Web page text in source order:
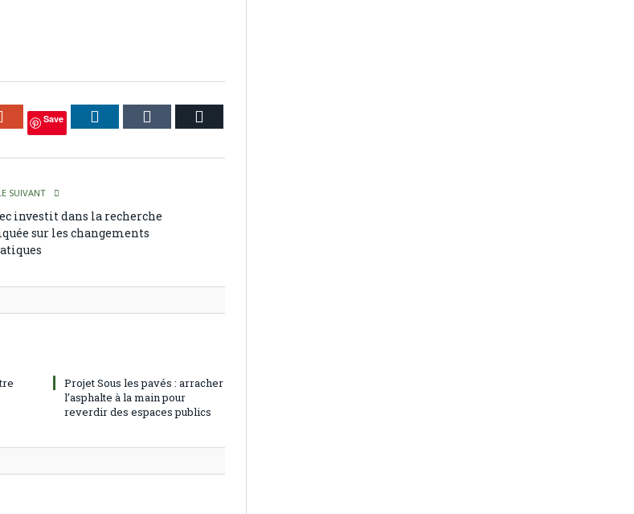
Google+
Save LinkedIn Tumblr
SUIVANT
investit dans la recherche
sur les changements
Projet Sous les pavés : arracher
l’asphalte à la main pour
reverdir des espaces publics